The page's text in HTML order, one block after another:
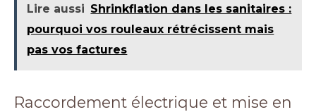
Lire aussi Shrinkflation dans les sanitaires :
pourquoi vos rouleaux rétrécissent mais
pas vos factures
Raccordement électrique et mise en